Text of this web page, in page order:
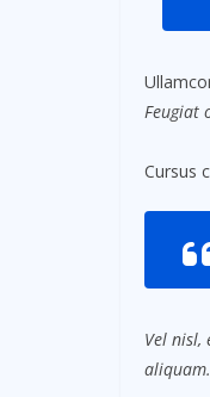
Feugiat
Cursus
Vel nisl,